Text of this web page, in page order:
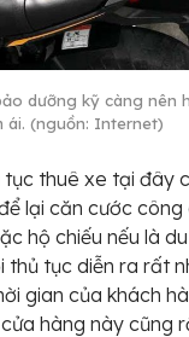
dưỡng kỹ càng nên
ái. (nguồn: Internet)
thuê xe tại đây
lại căn cước
hộ chiếu nếu là
thủ tục diễn ra rất
gian của khách
hàng này cũng